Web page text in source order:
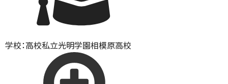
学校：高校私立光明学園相模原高校